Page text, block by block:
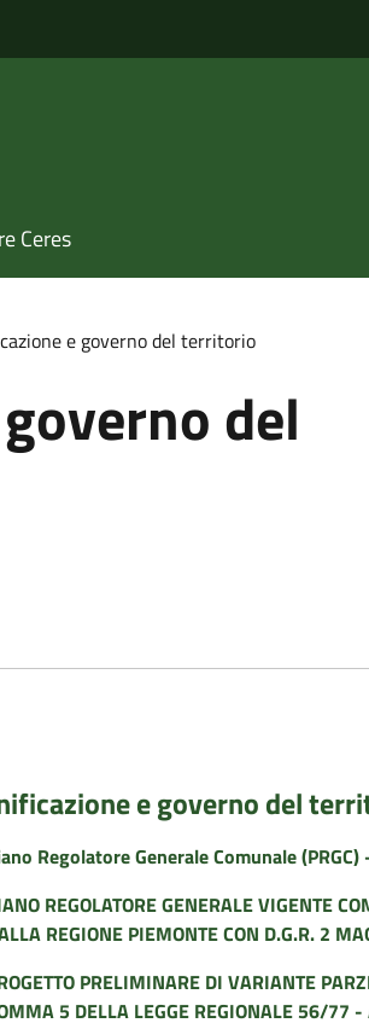
Ceres
e governo del territorio
del
e governo del
Regolatore Generale Comunale
REGOLATORE GENERALE VIGENTE
REGIONE PIEMONTE CON D.G.R. 2
PRELIMINARE DI VARIANTE
5 DELLA LEGGE REGIONALE 56/77 -